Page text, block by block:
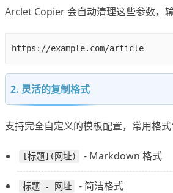
Arclet Copier 会自动清理这些参数，输
2. 灵活的复制格式
支持完全自定义的模板配置，常用格式
[标题](网址) - Markdown 格式
标题 - 网址 - 简洁格式